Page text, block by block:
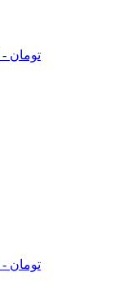
400,000 تومان -
150,000 تومان -